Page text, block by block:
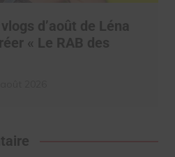
d’août de Léna
« Le RAB des